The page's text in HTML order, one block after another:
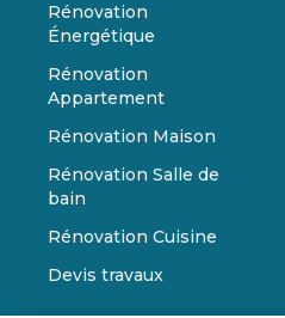
Rénovation
Énergétique
Rénovation
Appartement
Rénovation Maison
Rénovation Salle de
bain
Rénovation Cuisine
Devis travaux